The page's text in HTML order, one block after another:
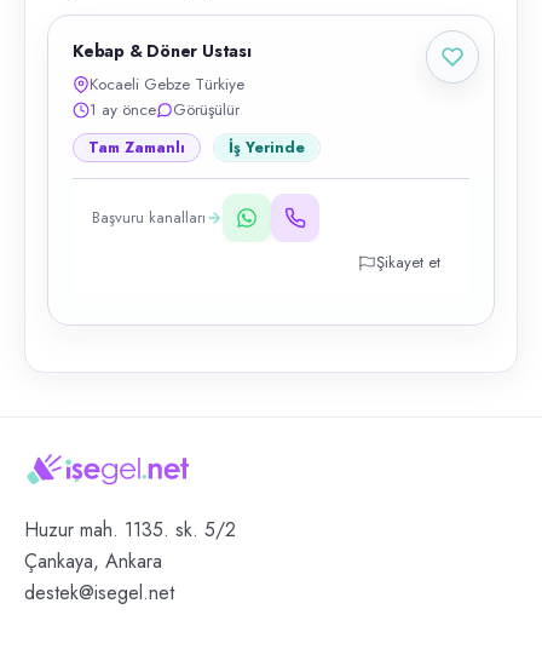
Kebap & Döner Ustası
Kocaeli Gebze Türkiye
1 ay önce
Görüşülür
Tam Zamanlı İş Yerinde
Başvuru kanalları
Şikayet et
Huzur mah. 1135. sk. 5/2
Çankaya, Ankara
destek@isegel.net